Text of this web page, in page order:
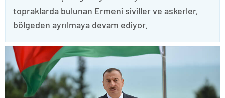
topraklarda bulunan Ermeni siviller ve askerler,
bölgeden ayrılmaya devam ediyor.